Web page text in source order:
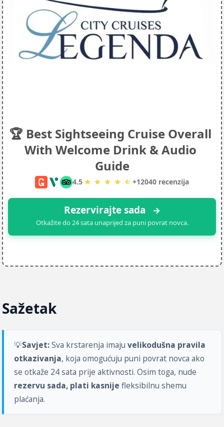
🏆 Best Sightseeing Cruise Overall
With Welcome Drink & Audio
Guide
4.5 +12040 recenzija
Rezervirajte sada →
Otkažite do 24 sata unaprijed za puni povrat novca.
Sažetak
💡Savjet: Sva krstarenja imaju velikodušna pravila
otkazivanja, koja omogućuju puni povrat novca ako
rezervu sada, plati kasnije fleksibilnu shemu
plaćanja.